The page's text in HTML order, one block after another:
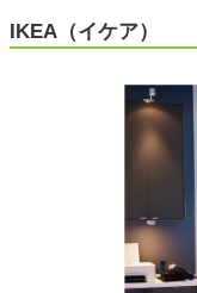
IKEA（イケア）